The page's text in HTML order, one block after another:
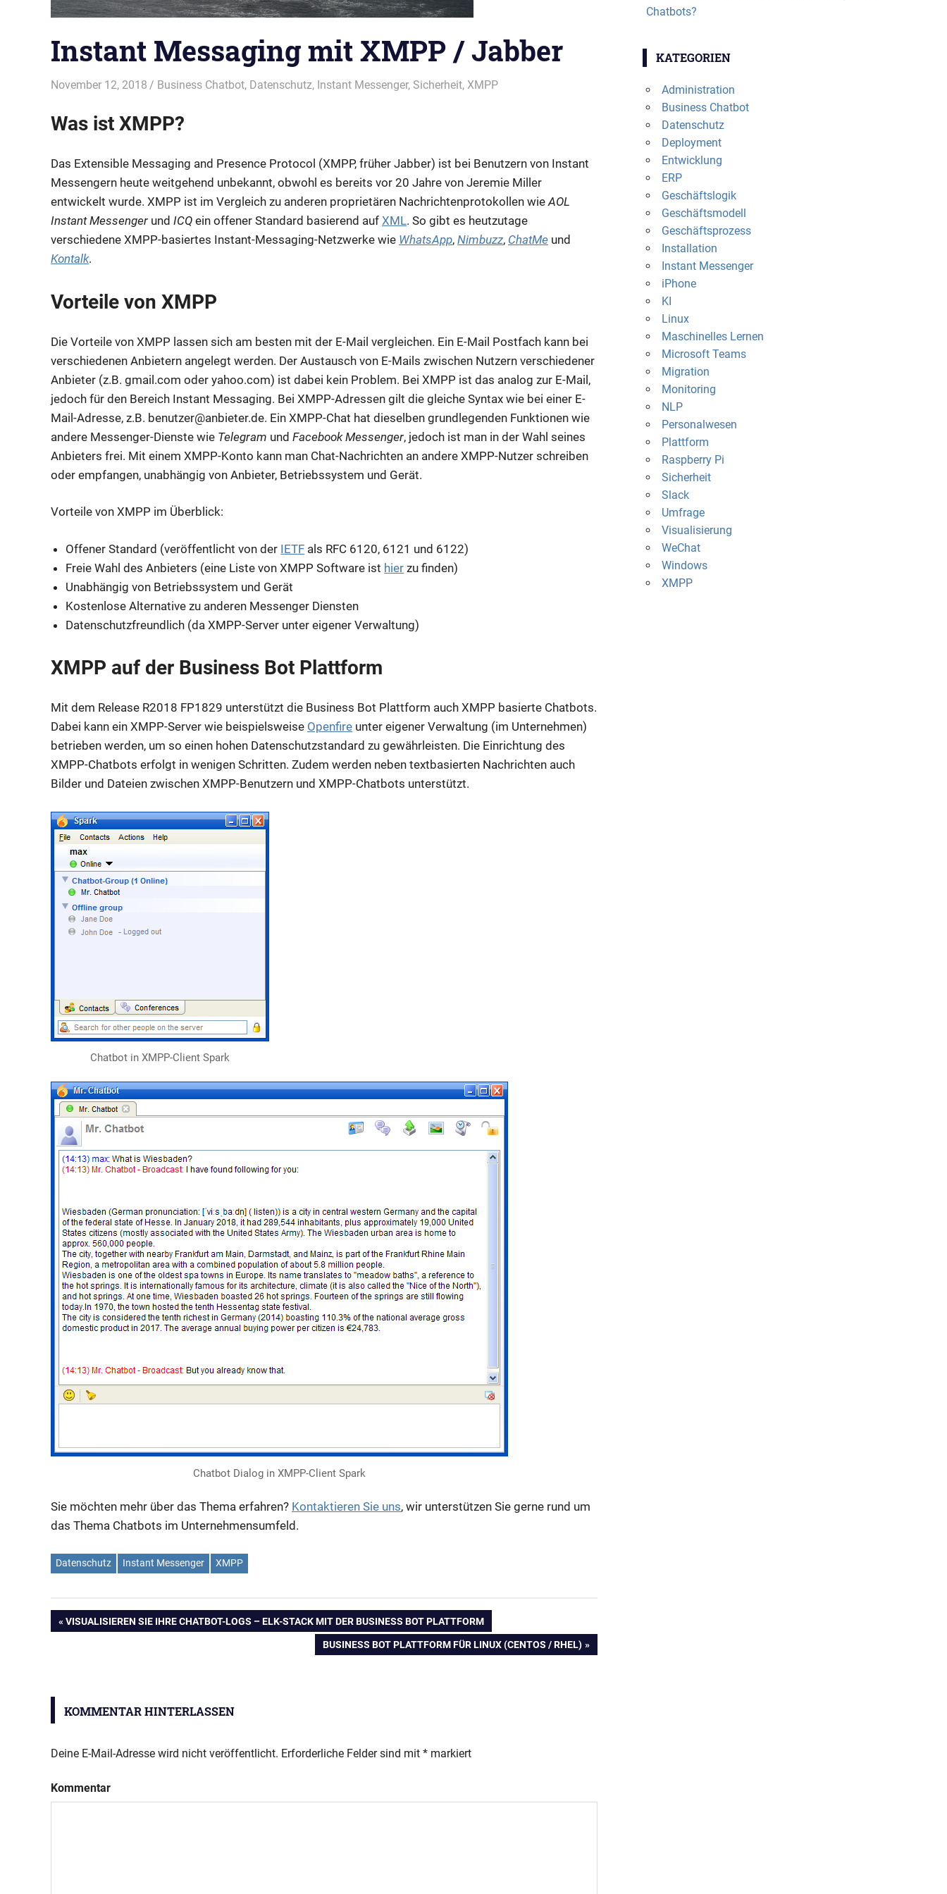
Instant Messaging mit XMPP / Jabber
November 12, 2018 admin
Business Chatbot, Datenschutz, Instant Messenger, Sicherheit,XMPP
Was ist XMPP?
Das Extensible Messaging and Presence Protocol (XMPP, früher Jabber) ist bei Benutzern von Instant
Messengern heute weitgehend unbekannt, obwohl es bereits vor 20 Jahre von Jeremie Miller
entwickelt wurde. XMPP ist im Vergleich zu anderen proprietären Nachrichtenprotokollen wieAOL
Instant Messenger und ICQ ein offener Standard basierend auf XML. So gibt es heutzutage
verschiedene XMPP-basiertes Instant-Messaging-Netzwerke wie WhatsApp, Nimbuzz, ChatMe und
Kontalk.
Vorteile von XMPP
Die Vorteile von XMPP lassen sich am besten mit der E-Mail vergleichen. Ein E-Mail Postfach kann bei
verschiedenen Anbietern angelegt werden. Der Austausch von E-Mails zwischen Nutzern verschiedener
Anbieter (z.B. gmail.com oder yahoo.com) ist dabei kein Problem. Bei XMPP ist das analog zur E-Mail,
jedoch für den Bereich Instant Messaging. Bei XMPP-Adressen gilt die gleiche Syntax wie bei einer E-
Mail-Adresse, z.B. benutzer@anbieter.de. Ein XMPP-Chat hat dieselben grundlegenden Funktionen wie
andere Messenger-Dienste wie Telegram und Facebook Messenger, jedoch ist man in der Wahl seines
Anbieters frei. Mit einem XMPP-Konto kann man Chat-Nachrichten an andere XMPP-Nutzer schreiben
oder empfangen, unabhängig von Anbieter, Betriebssystem und Gerät.
Vorteile von XMPP im Überblick:
Offener Standard (veröffentlicht von der IETF als RFC 6120, 6121 und 6122)
Freie Wahl des Anbieters (eine Liste von XMPP Software ist hier zu finden)
Unabhängig von Betriebssystem und Gerät
Kostenlose Alternative zu anderen Messenger Diensten
Datenschutzfreundlich (da XMPP-Server unter eigener Verwaltung)
XMPP auf der Business Bot Plattform
Mit dem Release R2018 FP1829 unterstützt die Business Bot Plattform auch XMPP basierte Chatbots.
Dabei kann ein XMPP-Server wie beispielsweise Openfire unter eigener Verwaltung (im Unternehmen)
betrieben werden, um so einen hohen Datenschutzstandard zu gewährleisten. Die Einrichtung des
XMPP-Chatbots erfolgt in wenigen Schritten. Zudem werden neben textbasierten Nachrichten auch
Bilder und Dateien zwischen XMPP-Benutzern und XMPP-Chatbots unterstützt.
Chatbot in XMPP-Client Spark
Chatbot Dialog in XMPP-Client Spark
Sie möchten mehr über das Thema erfahren? Kontaktieren Sie uns, wir unterstützen Sie gerne rund um
das Thema Chatbots im Unternehmensumfeld.
Datenschutz Instant Messenger XMPP
VORHERIGER
VISUALISIEREN SIE IHRE CHATBOT-LOGS – ELK-STACK MIT DER BUSINESS BOT PLATTFORM
NÄCHSTER
BUSINESS BOT PLATTFORM FÜR LINUX (CENTOS / RHEL)
KOMMENTAR HINTERLASSEN
Deine E-Mail-Adresse wird nicht veröffentlicht. Erforderliche Felder sind mit * markiert
Kommentar
Chatbots?
KATEGORIEN
Administration
Business Chatbot
Datenschutz
Deployment
Entwicklung
ERP
Geschäftslogik
Geschäftsmodell
Geschäftsprozess
Installation
Instant Messenger
iPhone
KI
Linux
Maschinelles Lernen
Microsoft Teams
Migration
Monitoring
NLP
Personalwesen
Plattform
Raspberry Pi
Sicherheit
Slack
Umfrage
Visualisierung
WeChat
Windows
XMPP